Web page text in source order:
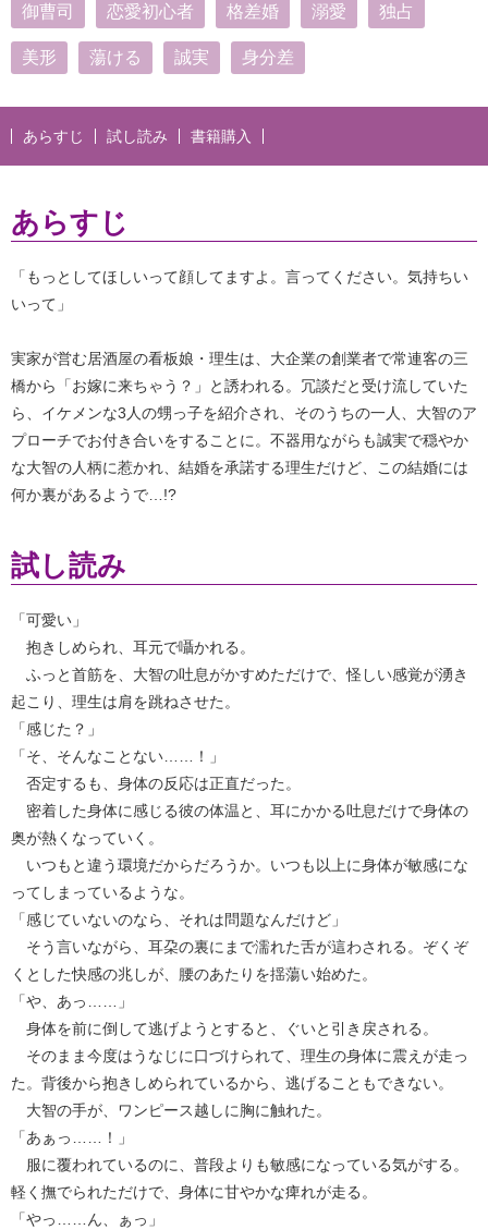
御曹司 恋愛初心者 格差婚 溺愛 独占
美形 蕩ける 誠実 身分差
あらすじ 試し読み 書籍購入
あらすじ
「もっとしてほしいって顔してますよ。言ってください。気持ちい
いって」
実家が営む居酒屋の看板娘・理生は、大企業の創業者で常連客の三
橋から「お嫁に来ちゃう？」と誘われる。冗談だと受け流していた
ら、イケメンな3人の甥っ子を紹介され、そのうちの一人、大智のア
プローチでお付き合いをすることに。不器用ながらも誠実で穏やか
な大智の人柄に惹かれ、結婚を承諾する理生だけど、この結婚には
何か裏があるようで…!?
試し読み
「可愛い」
抱きしめられ、耳元で囁かれる。
ふっと首筋を、大智の吐息がかすめただけで、怪しい感覚が湧き
起こり、理生は肩を跳ねさせた。
「感じた？」
「そ、そんなことない……！」
否定するも、身体の反応は正直だった。
密着した身体に感じる彼の体温と、耳にかかる吐息だけで身体の
奥が熱くなっていく。
いつもと違う環境だからだろうか。いつも以上に身体が敏感にな
ってしまっているような。
「感じていないのなら、それは問題なんだけど」
そう言いながら、耳朶の裏にまで濡れた舌が這わされる。ぞくぞ
くとした快感の兆しが、腰のあたりを揺蕩い始めた。
「や、あっ……」
身体を前に倒して逃げようとすると、ぐいと引き戻される。
そのまま今度はうなじに口づけられて、理生の身体に震えが走っ
た。背後から抱きしめられているから、逃げることもできない。
大智の手が、ワンピース越しに胸に触れた。
「あぁっ……！」
服に覆われているのに、普段よりも敏感になっている気がする。
軽く撫でられただけで、身体に甘やかな痺れが走る。
「やっ……ん、ぁっ」